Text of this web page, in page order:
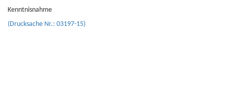
Kenntnisnahme
(Drucksache Nr.: 03197-15)